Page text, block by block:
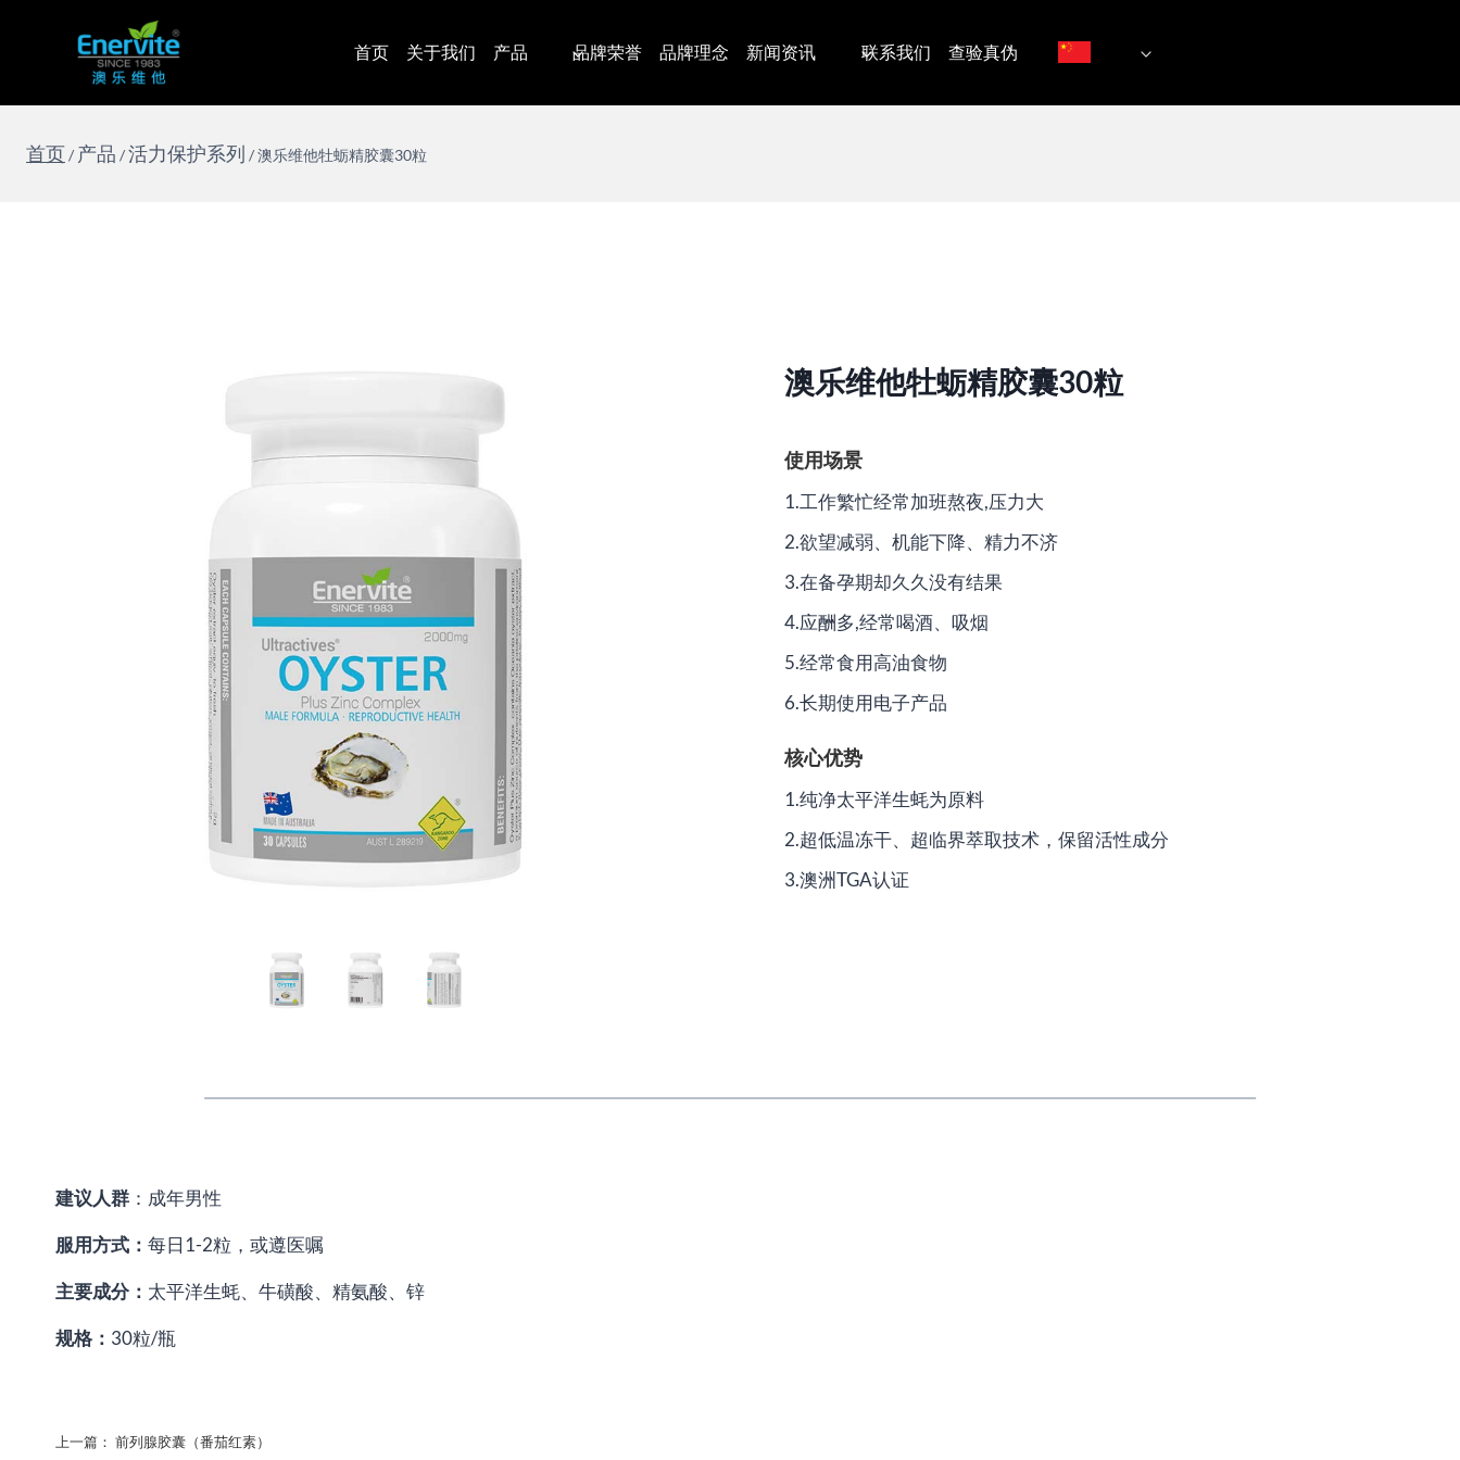
容
首页 关于我们 产品 品牌荣誉 品牌理念 新闻资讯 联系我们 查验真伪
首页/ 产品 /活力保护系列 /澳乐维他牡蛎精胶囊30粒
澳乐维他牡蛎精胶囊30粒
使用场景
1.工作繁忙经常加班熬夜,压力大
2.欲望减弱、机能下降、精力不济
3.在备孕期却久久没有结果
4.应酬多,经常喝酒、吸烟
5.经常食用高油食物
6.长期使用电子产品
核心优势
1.纯净太平洋生蚝为原料
2.超低温冻干、超临界萃取技术，保留活性成分
3.澳洲TGA认证
建议人群 ：成年男性
服用方式： 每日1-2粒，或遵医嘱
主要成分： 太平洋生蚝、牛磺酸、精氨酸、锌
规格： 30粒/瓶
上一篇： 前列腺胶囊（番茄红素）